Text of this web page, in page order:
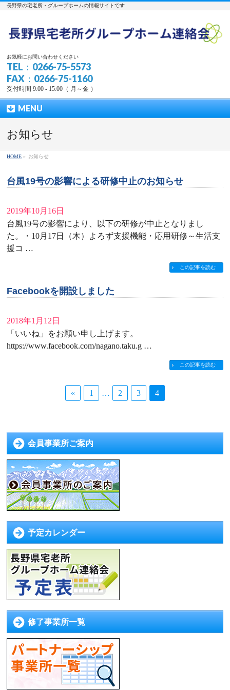
長野県の宅老所・グループホームの情報サイトです
お気軽にお問い合わせください
TEL：0266-75-5573
FAX：0266-75-1160
受付時間 9:00 - 15:00（ 月～金 ）
MENU
お知らせ
HOME » お知らせ
台風19号の影響による研修中止のお知らせ
2019年10月16日
台風19号の影響により、以下の研修が中止となりまし
た。・10月17日（木）よろず支援機能・応用研修～生活支
援コ …
この記事を読む
Facebookを開設しました
2018年1月12日
「いいね」をお願い申し上げます。
https://www.facebook.com/nagano.taku.g …
この記事を読む
« 1 … 2 3 4
会員事業所ご案内
予定カレンダー
修了事業所一覧